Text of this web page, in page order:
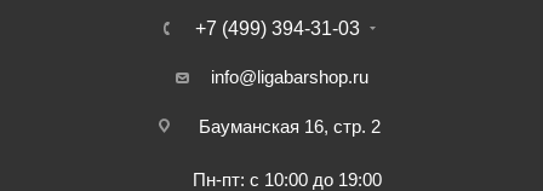
+7 (499) 394-31-03
info@ligabarshop.ru
Бауманская 16, стр. 2
Пн-пт: с 10:00 до 19:00